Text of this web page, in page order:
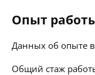
Опыт
Данных об опыте
Общий стаж